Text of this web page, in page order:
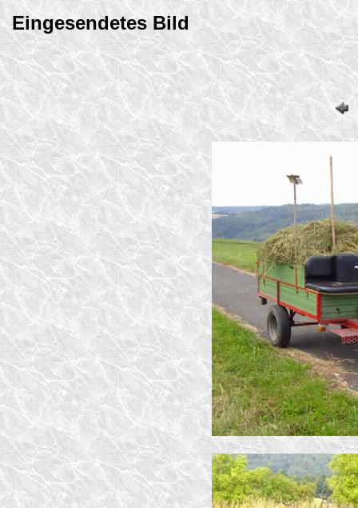
Eingesendetes Bild